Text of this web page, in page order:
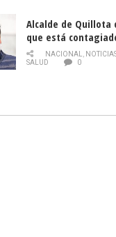
Alcalde de Quillota
que está
COVID-19
NACIONAL,
SALUD
0